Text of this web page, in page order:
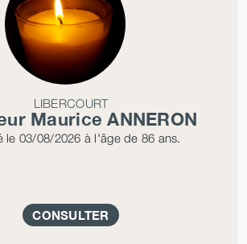
LIBERCOURT
MauriceANNERON
le 03/08/2026 à l'âge de 86 ans.
CONSULTER